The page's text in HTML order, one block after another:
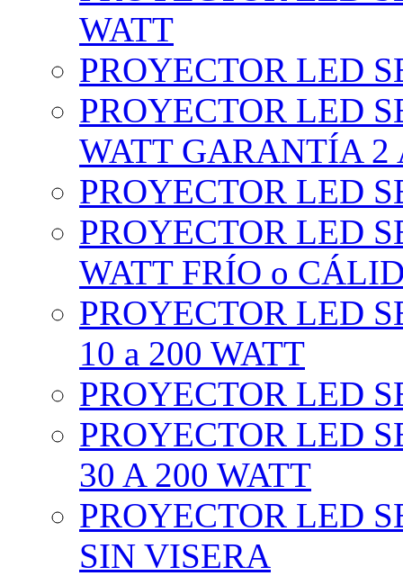
WATT
PROYECTOR LED
PROYECTOR LED
WATT GARANTÍA 2
PROYECTOR LED
PROYECTOR LED
WATT FRÍO o
PROYECTOR LED
10 a 200 WATT
PROYECTOR LED
PROYECTOR LED
30 A 200 WATT
PROYECTOR LED
SIN VISERA